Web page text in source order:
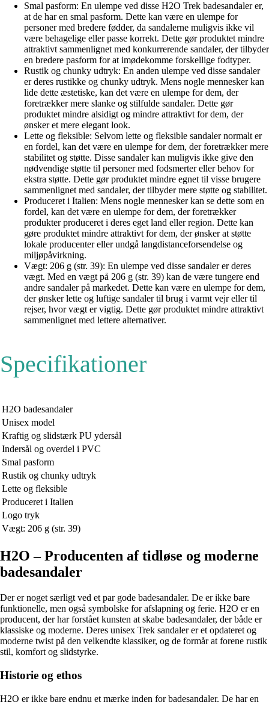
Smal pasform: En ulempe ved disse H2O Trek badesandaler er,
at de har en smal pasform. Dette kan være en ulempe for
personer med bredere fødder, da sandalerne muligvis ikke vil
være behagelige eller passe korrekt. Dette gør produktet mindre
attraktivt sammenlignet med konkurrerende sandaler, der tilbyder
en bredere pasform for at imødekomme forskellige fodtyper.
Rustik og chunky udtryk: En anden ulempe ved disse sandaler
er deres rustikke og chunky udtryk. Mens nogle mennesker kan
lide dette æstetiske, kan det være en ulempe for dem, der
foretrækker mere slanke og stilfulde sandaler. Dette gør
produktet mindre alsidigt og mindre attraktivt for dem, der
ønsker et mere elegant look.
Lette og fleksible: Selvom lette og fleksible sandaler normalt er
en fordel, kan det være en ulempe for dem, der foretrækker mere
stabilitet og støtte. Disse sandaler kan muligvis ikke give den
nødvendige støtte til personer med fodsmerter eller behov for
ekstra støtte. Dette gør produktet mindre egnet til visse brugere
sammenlignet med sandaler, der tilbyder mere støtte og stabilitet.
Produceret i Italien: Mens nogle mennesker kan se dette som en
fordel, kan det være en ulempe for dem, der foretrækker
produkter produceret i deres eget land eller region. Dette kan
gøre produktet mindre attraktivt for dem, der ønsker at støtte
lokale producenter eller undgå langdistanceforsendelse og
miljøpåvirkning.
Vægt: 206 g (str. 39): En ulempe ved disse sandaler er deres
vægt. Med en vægt på 206 g (str. 39) kan de være tungere end
andre sandaler på markedet. Dette kan være en ulempe for dem,
der ønsker lette og luftige sandaler til brug i varmt vejr eller til
rejser, hvor vægt er vigtig. Dette gør produktet mindre attraktivt
sammenlignet med lettere alternativer.
Specifikationer
H2O badesandaler
Unisex model
Kraftig og slidstærk PU ydersål
Indersål og overdel i PVC
Smal pasform
Rustik og chunky udtryk
Lette og fleksible
Produceret i Italien
Logo tryk
Vægt: 206 g (str. 39)
H2O – Producenten af tidløse og moderne
badesandaler
Der er noget særligt ved et par gode badesandaler. De er ikke bare
funktionelle, men også symbolske for afslapning og ferie. H2O er en
producent, der har forstået kunsten at skabe badesandaler, der både er
klassiske og moderne. Deres unisex Trek sandaler er et opdateret og
moderne twist på den velkendte klassiker, og de formår at forene rustik
stil, komfort og slidstyrke.
Historie og ethos
H2O er ikke bare endnu et mærke inden for badesandaler. De har en